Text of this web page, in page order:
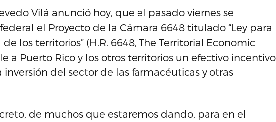
Vilá anunció hoy, que el pasado viernes se
el Proyecto de la Cámara 6648 titulado “Ley para
los territorios” (H.R. 6648, The Territorial Economic
a Puerto Rico y los otros territorios un efectivo incentivo
del sector de las farmacéuticas y otras
de muchos que estaremos dando, para en el